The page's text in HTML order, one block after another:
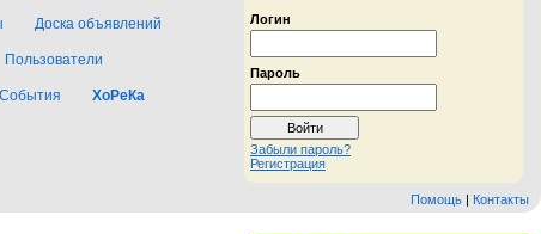
Логин
Пароль
Забыли пароль?
Регистрация
Доска объявлений
Пользователи
События ХоРеКа
Помощь | Контакты